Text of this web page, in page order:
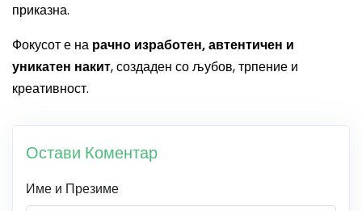
приказна.
Фокусот е на рачно изработен, автентичен и
уникатен накит, создаден со љубов, трпение и
креативност.
Остави Коментар
Име и Презиме